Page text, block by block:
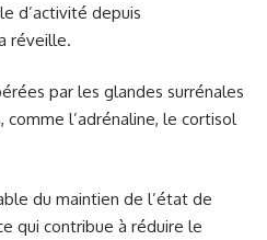
d’activité depuis
réveille.
par les glandes surrénales
comme l’adrénaline, le cortisol
du maintien de l’état de
qui contribue à réduire le